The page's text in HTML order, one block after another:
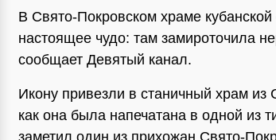
В Свято-Покровском храме
настоящее чудо: там замироточила
сообщает Девятый канал.
Икону привезли в станичный храм из
как она была напечатана в одной из
заметил один из прихожан Свято-